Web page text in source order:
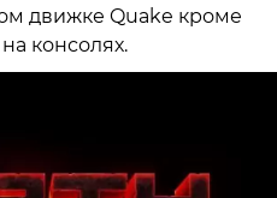
движке Quake кроме
консолях.